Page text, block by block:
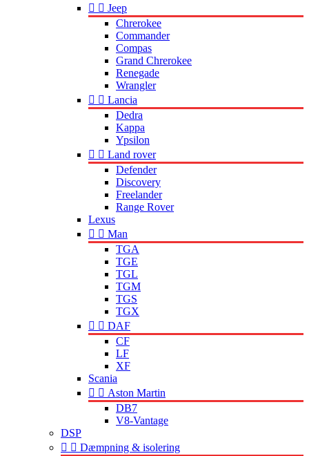
  Jeep
Chrerokee
Commander
Compas
Grand Chrerokee
Renegade
Wrangler
  Lancia
Dedra
Kappa
Ypsilon
  Land rover
Defender
Discovery
Freelander
Range Rover
Lexus
  Man
TGA
TGE
TGL
TGM
TGS
TGX
  DAF
CF
LF
XF
Scania
  Aston Martin
DB7
V8-Vantage
DSP
  Dæmpning & isolering